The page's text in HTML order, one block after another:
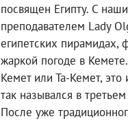
посвящен Египту. С
преподавателем Lady
египетских пирамидах,
жаркой погоде в
Кемет или Та-Кемет, это
так назывался в
После уже